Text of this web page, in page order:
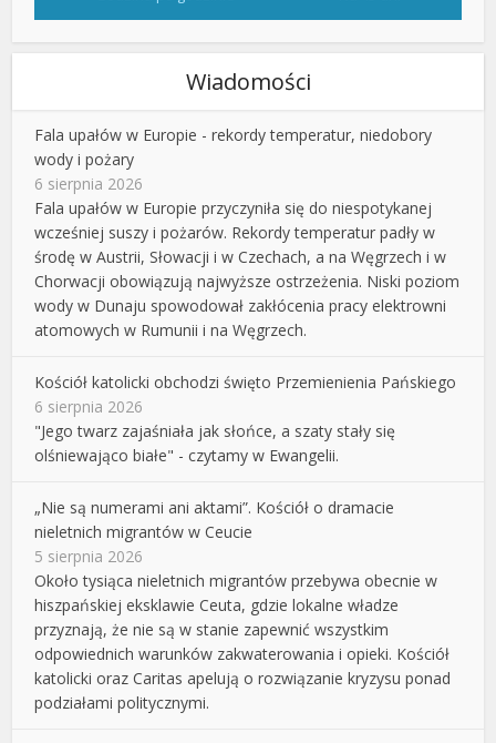
Wiadomości
Fala upałów w Europie - rekordy temperatur, niedobory
wody i pożary
6 sierpnia 2026
Fala upałów w Europie przyczyniła się do niespotykanej
wcześniej suszy i pożarów. Rekordy temperatur padły w
środę w Austrii, Słowacji i w Czechach, a na Węgrzech i w
Chorwacji obowiązują najwyższe ostrzeżenia. Niski poziom
wody w Dunaju spowodował zakłócenia pracy elektrowni
atomowych w Rumunii i na Węgrzech.
Kościół katolicki obchodzi święto Przemienienia Pańskiego
6 sierpnia 2026
"Jego twarz zajaśniała jak słońce, a szaty stały się
olśniewająco białe" - czytamy w Ewangelii.
„Nie są numerami ani aktami”. Kościół o dramacie
nieletnich migrantów w Ceucie
5 sierpnia 2026
Około tysiąca nieletnich migrantów przebywa obecnie w
hiszpańskiej eksklawie Ceuta, gdzie lokalne władze
przyznają, że nie są w stanie zapewnić wszystkim
odpowiednich warunków zakwaterowania i opieki. Kościół
katolicki oraz Caritas apelują o rozwiązanie kryzysu ponad
podziałami politycznymi.